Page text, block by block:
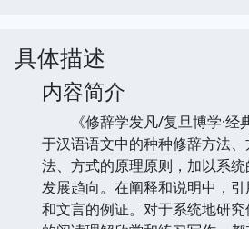
具体描述
内容简介
《修辞学发凡/复旦博学·经
于汉语语文中的种种修辞方法
法、方式的原理原则，加以系
发展趋向。在阐释和说明中，
和文言的例证。对于系统地研